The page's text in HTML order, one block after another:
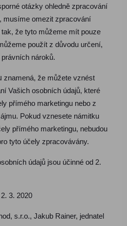
otázky ohledně zpracování
musíme omezit zpracování
že tyto můžeme mít pouze
použít z důvodu určení,
nároků.
znamená, že můžete vznést
Vašich osobních údajů, které
přímého marketingu nebo z
Pokud vznesete námitku
přímého marketingu, nebudou
tyto účely zpracovávány.
údajů jsou účinné od 2.
3. 2020
s.r.o., Jakub Rainer, jednatel